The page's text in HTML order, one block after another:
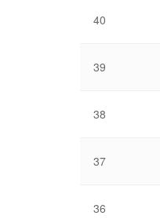
40
39
38
37
36